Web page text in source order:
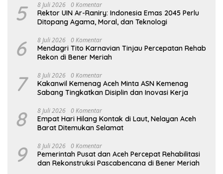
5 8 Juli 2026 0 Komentar
Rektor UIN Ar-Raniry: Indonesia Emas 2045 Perlu
Ditopang Agama, Moral, dan Teknologi
6 8 Juli 2026 0 Komentar
Mendagri Tito Karnavian Tinjau Percepatan Rehab
Rekon di Bener Meriah
7 8 Juli 2026 0 Komentar
Kakanwil Kemenag Aceh Minta ASN Kemenag
Sabang Tingkatkan Disiplin dan Inovasi Kerja
8 8 Juli 2026 0 Komentar
Empat Hari Hilang Kontak di Laut, Nelayan Aceh
Barat Ditemukan Selamat
9 8 Juli 2026 0 Komentar
Pemerintah Pusat dan Aceh Percepat Rehabilitasi
dan Rekonstruksi Pascabencana di Bener Meriah